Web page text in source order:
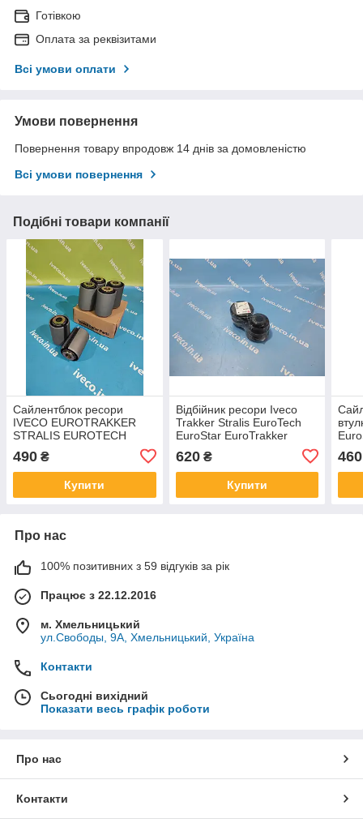
Готівкою
Оплата за реквізитами
Всі умови оплати
Умови повернення
Повернення товару впродовж 14 днів за домовленістю
Всі умови повернення
Подібні товари компанії
Сайлентблок ресори
IVECO EUROTRAKKER
STRALIS EUROTECH
490 ₴
Купити
Відбійник ресори Iveco
Trakker Stralis EuroTech
EuroStar EuroTrakker
42088283 42088284
620₴
Купити
460
Про нас
100% позитивних з 59 відгуків за рік
Працює з 22.12.2016
м. Хмельницький
ул.Свободы, 9А, Хмельницький, Україна
Контакти
Сьогодні вихідний
Показати весь графік роботи
Про нас
Контакти